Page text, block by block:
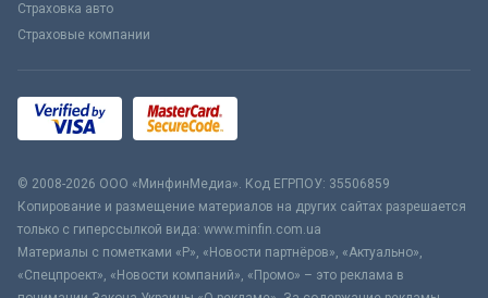
Страховка авто
Страховые компании
© 2008-2026 ООО «МинфинМедиа». Код ЕГРПОУ: 35506859
Копирование и размещение материалов на других сайтах разрешается
только с гиперссылкой вида: www.minfin.com.ua
Материалы с пометками «Р», «Новости партнёров», «Актуально»,
«Спецпроект», «Новости компаний», «Промо» – это реклама в